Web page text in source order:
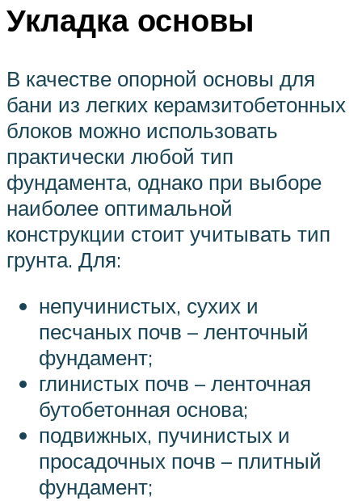
Укладка основы
В качестве опорной основы для
бани из легких керамзитобетонных
блоков можно использовать
практически любой тип
фундамента, однако при выборе
наиболее оптимальной
конструкции стоит учитывать тип
грунта. Для:
непучинистых, сухих и
песчаных почв – ленточный
фундамент;
глинистых почв – ленточная
бутобетонная основа;
подвижных, пучинистых и
просадочных почв – плитный
фундамент;